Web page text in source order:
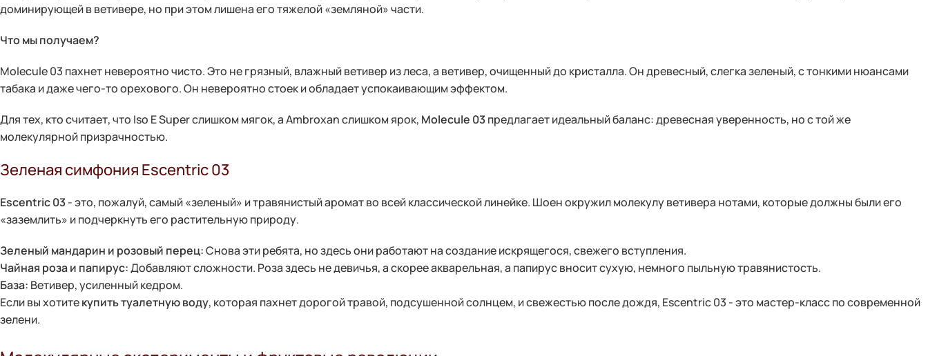
доминирующей в ветивере, но при этом лишена его тяжелой «земляной» части.
Что мы получаем?
Molecule 03 пахнет невероятно чисто. Это не грязный, влажный ветивер из леса, а ветивер, очищенный до кристалла. Он древесный, слегка зеленый, с тонкими нюансами
табака и даже чего-то орехового. Он невероятно стоек и обладает успокаивающим эффектом.
Для тех, кто считает, что Iso E Super слишком мягок, а Ambroxan слишком ярок, Molecule 03предлагает идеальный баланс: древесная уверенность, но с той же
молекулярной призрачностью.
Зеленая симфония Escentric 03
Escentric 03- это, пожалуй, самый «зеленый» и травянистый аромат во всей классической линейке. Шоен окружил молекулу ветивера нотами, которые должны были его
«заземлить» и подчеркнуть его растительную природу.
Зеленый мандарин и розовый перец:Снова эти ребята, но здесь они работают на создание искрящегося, свежего вступления.
Чайная роза и папирус:Добавляют сложности. Роза здесь не девичья, а скорее акварельная, а папирус вносит сухую, немного пыльную травянистость.
База: Ветивер, усиленный кедром.
Если вы хотитекупить туалетную воду, которая пахнет дорогой травой, подсушенной солнцем, и свежестью после дождя, Escentric 03 - это мастер-класс по современной
зелени.